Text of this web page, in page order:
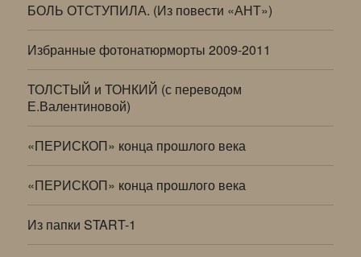
БОЛЬ ОТСТУПИЛА. (Из повести «АНТ»)
Избранные фотонатюрморты 2009-2011
ТОЛСТЫЙ и ТОНКИЙ (с переводом
Е.Валентиновой)
«ПЕРИСКОП» конца прошлого века
«ПЕРИСКОП» конца прошлого века
Из папки START-1